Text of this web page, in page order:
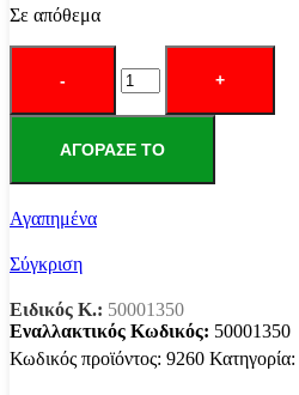
Σε απόθεμα
ΤΑΚΑΚΙΑ
FA709
DAYTON
SPRINTER
FUEGO
ΜΠΡΟΣΤΑ
ποσότητα
ΑΓΌΡΑΣΕ ΤΟ
Αγαπημένα
Σύγκριση
Ειδικός Κ.: 50001350
Εναλλακτικός Κωδικός: 50001350
Κωδικός προϊόντος: 9260 Κατηγορία: